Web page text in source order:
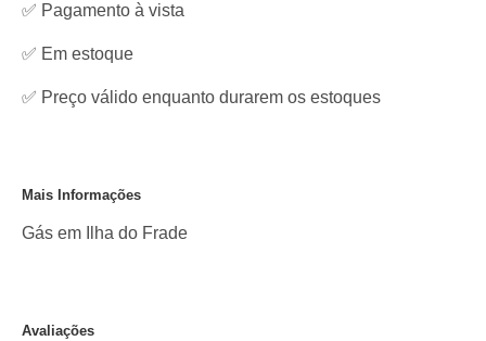
✅ Pagamento à vista
✅ Em estoque
✅ Preço válido enquanto durarem os estoques
Mais Informações
Gás em Ilha do Frade
Avaliações